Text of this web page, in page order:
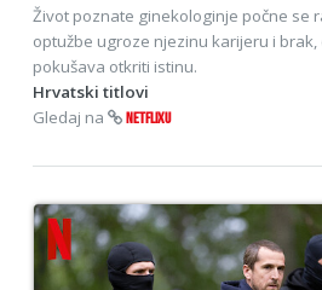
Život poznate ginekologinje počne se
optužbe ugroze njezinu karijeru i
pokušava otkriti istinu.
Hrvatski titlovi
Gledaj na
NETFLIXU